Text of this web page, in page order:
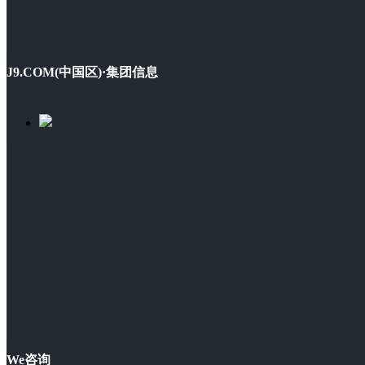
J9.COM(中国区)·集团信息
We咨询